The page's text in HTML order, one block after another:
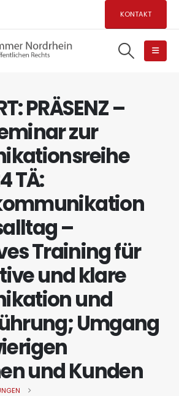
KONTAKT
PRÄSENZ –
zur
TÄ:
–
Training für
und klare
und
Umgang
und Kunden